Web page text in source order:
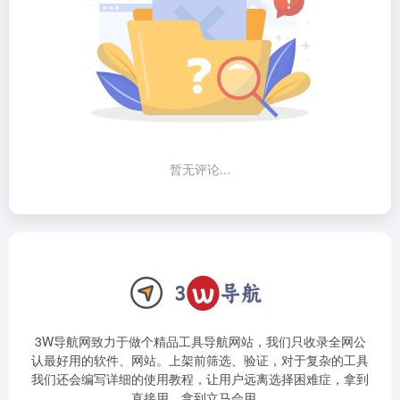
暂无评论...
3W导航网致力于做个精品工具导航网站，我们只收录全网公
认最好用的软件、网站。上架前筛选、验证，对于复杂的工具
我们还会编写详细的使用教程，让用户远离选择困难症，拿到